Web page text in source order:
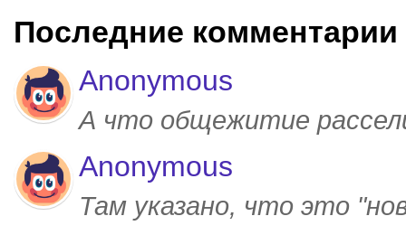
Последние комментарии
Anonymous
А что общежитие
Anonymous
Там указано, что это